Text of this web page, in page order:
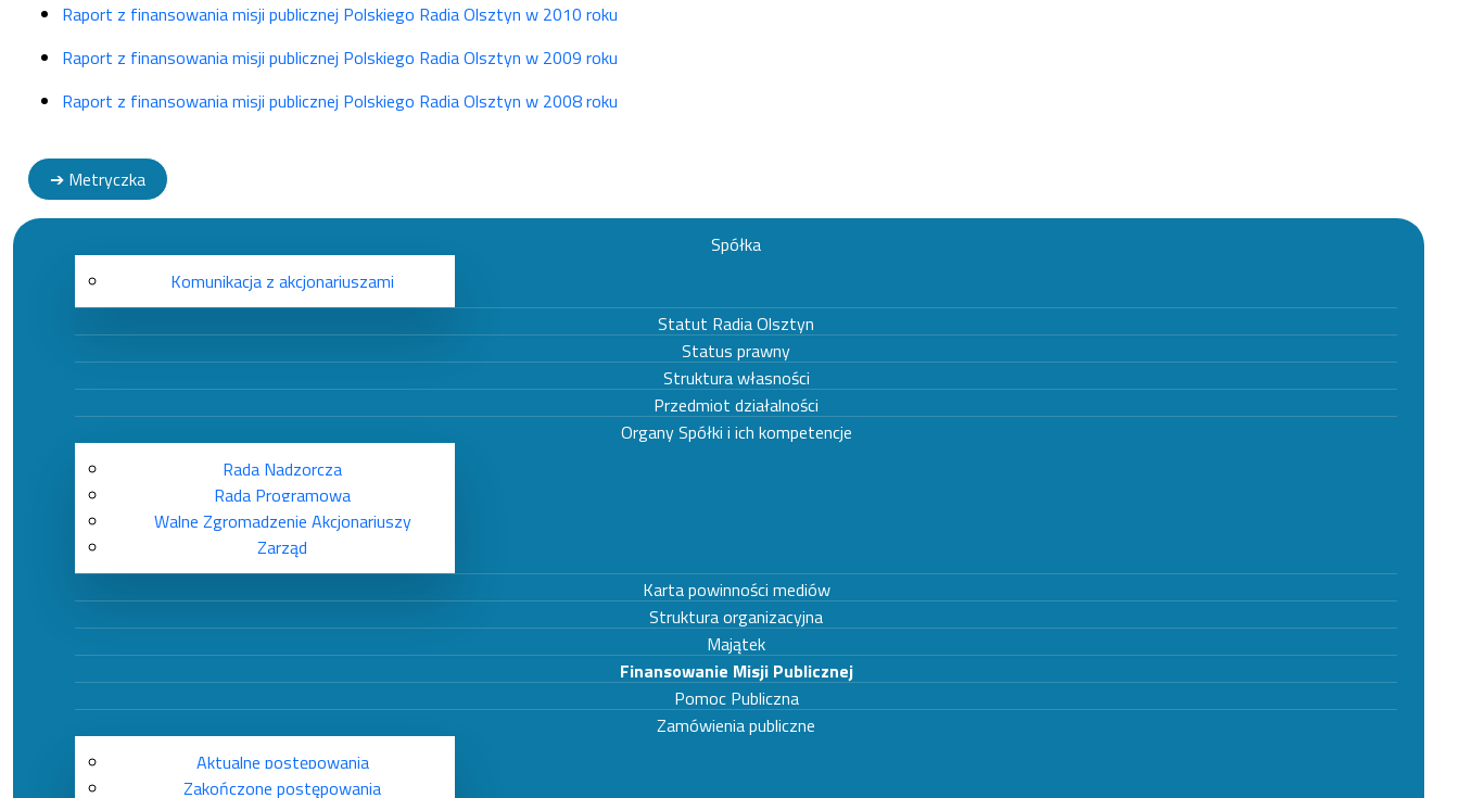
Spółka
Komunikacja z akcjonariuszami
Statut Radia Olsztyn
Status prawny
Struktura własności
Przedmiot działalności
Organy Spółki i ich kompetencje
Rada Nadzorcza
Rada Programowa
Walne Zgromadzenie Akcjonariuszy
Zarząd
Karta powinności mediów
Struktura organizacyjna
Majątek
Finansowanie Misji Publicznej
Pomoc Publiczna
Zamówienia publiczne
Aktualne postępowania
Zakończone postępowania
Raport z finansowania misji publicznej Polskiego Radia Olsztyn w 2010 roku
Raport z finansowania misji publicznej Polskiego Radia Olsztyn w 2009 roku
Raport z finansowania misji publicznej Polskiego Radia Olsztyn w 2008 roku
➔ Metryczka